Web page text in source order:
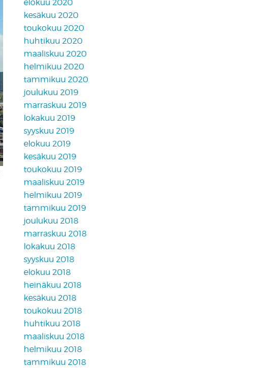
elokuu 2020
kesäkuu 2020
toukokuu 2020
huhtikuu 2020
maaliskuu 2020
helmikuu 2020
tammikuu 2020
joulukuu 2019
marraskuu 2019
lokakuu 2019
syyskuu 2019
elokuu 2019
kesäkuu 2019
toukokuu 2019
maaliskuu 2019
helmikuu 2019
tammikuu 2019
joulukuu 2018
marraskuu 2018
lokakuu 2018
syyskuu 2018
elokuu 2018
heinäkuu 2018
kesäkuu 2018
toukokuu 2018
huhtikuu 2018
maaliskuu 2018
helmikuu 2018
tammikuu 2018